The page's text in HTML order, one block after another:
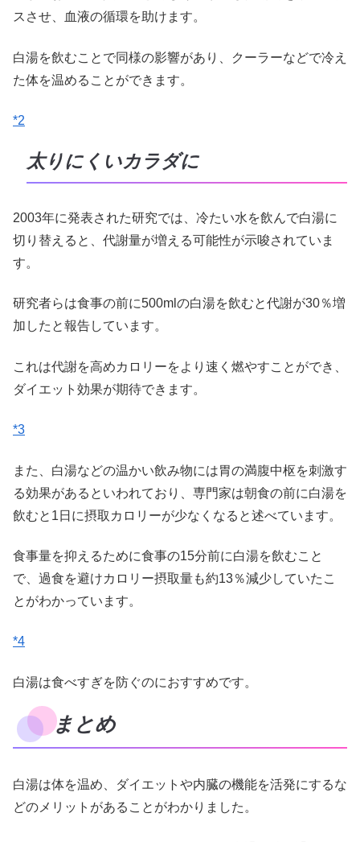
スさせ、血液の循環を助けます。
白湯を飲むことで同様の影響があり、クーラーなどで冷え
た体を温めることができます。
*2
太りにくいカラダに
2003年に発表された研究では、冷たい水を飲んで白湯に
切り替えると、代謝量が増える可能性が示唆されていま
す。
研究者らは食事の前に500mlの白湯を飲むと代謝が30％増
加したと報告しています。
これは代謝を高めカロリーをより速く燃やすことができ、
ダイエット効果が期待できます。
*3
また、白湯などの温かい飲み物には胃の満腹中枢を刺激す
る効果があるといわれており、専門家は朝食の前に白湯を
飲むと1日に摂取カロリーが少なくなると述べています。
食事量を抑えるために食事の15分前に白湯を飲むこと
で、過食を避けカロリー摂取量も約13％減少していたこ
とがわかっています。
*4
白湯は食べすぎを防ぐのにおすすめです。
まとめ
白湯は体を温め、ダイエットや内臓の機能を活発にするな
どのメリットがあることがわかりました。